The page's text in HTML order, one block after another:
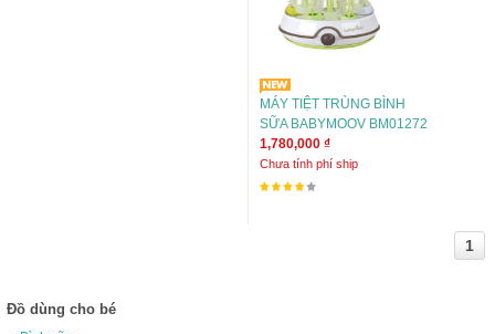
MÁY TIỆT TRÙNG BÌNH
SỮA BABYMOOV BM01272
1,780,000 ₫
Chưa tính phí ship
1
Đồ dùng cho bé